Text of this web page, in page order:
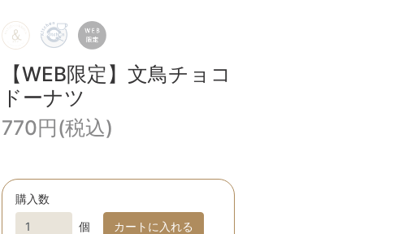
【WEB限定】文鳥チョコ
ドーナツ
770円(税込)
購入数
個
カートに入れる